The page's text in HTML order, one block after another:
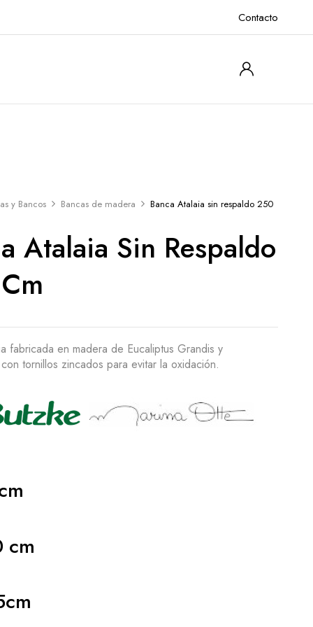
Contacto
y Bancos Bancas de madera Banca Atalaia sin respaldo 250
Atalaia Sin Respaldo
fabricada en madera de Eucaliptus Grandis y
tornillos zincados para evitar la oxidación.